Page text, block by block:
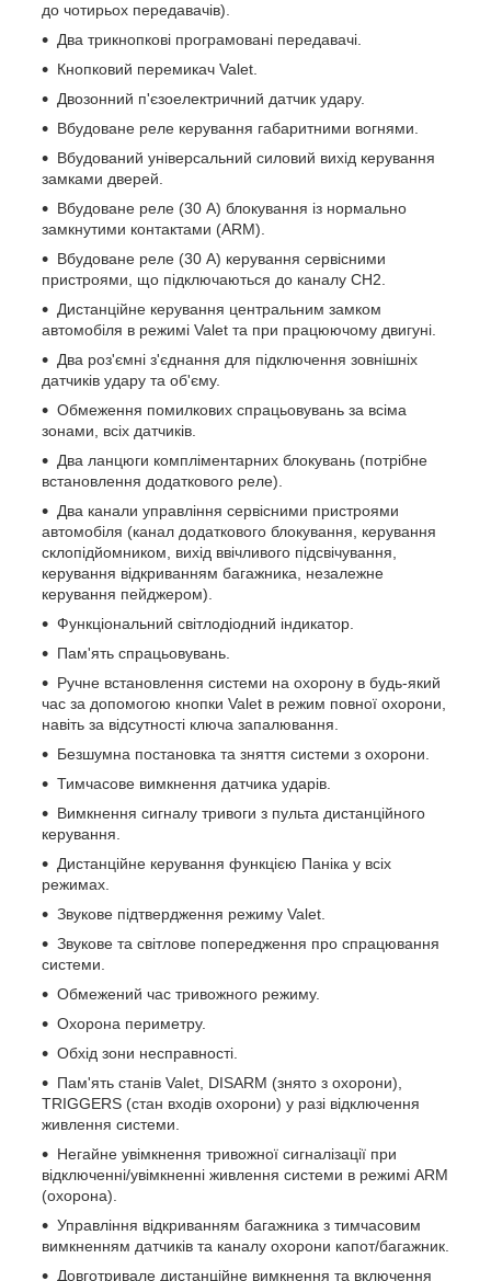
до чотирьох передавачів).
Два трикнопкові програмовані передавачі.
Кнопковий перемикач Valet.
Двозонний п'єзоелектричний датчик удару.
Вбудоване реле керування габаритними вогнями.
Вбудований універсальний силовий вихід керування
замками дверей.
Вбудоване реле (30 A) блокування із нормально
замкнутими контактами (ARM).
Вбудоване реле (30 A) керування сервісними
пристроями, що підключаються до каналу СН2.
Дистанційне керування центральним замком
автомобіля в режимі Valet та при працюючому двигуні.
Два роз'ємні з'єднання для підключення зовнішніх
датчиків удару та об'єму.
Обмеження помилкових спрацьовувань за всіма
зонами, всіх датчиків.
Два ланцюги компліментарних блокувань (потрібне
встановлення додаткового реле).
Два канали управління сервісними пристроями
автомобіля (канал додаткового блокування, керування
склопідйомником, вихід ввічливого підсвічування,
керування відкриванням багажника, незалежне
керування пейджером).
Функціональний світлодіодний індикатор.
Пам'ять спрацьовувань.
Ручне встановлення системи на охорону в будь-який
час за допомогою кнопки Valet в режим повної охорони,
навіть за відсутності ключа запалювання.
Безшумна постановка та зняття системи з охорони.
Тимчасове вимкнення датчика ударів.
Вимкнення сигналу тривоги з пульта дистанційного
керування.
Дистанційне керування функцією Паніка у всіх
режимах.
Звукове підтвердження режиму Valet.
Звукове та світлове попередження про спрацювання
системи.
Обмежений час тривожного режиму.
Охорона периметру.
Обхід зони несправності.
Пам'ять станів Valet, DISARM (знято з охорони),
TRIGGERS (стан входів охорони) у разі відключення
живлення системи.
Негайне увімкнення тривожної сигналізації при
відключенні/увімкненні живлення системи в режимі ARM
(охорона).
Управління відкриванням багажника з тимчасовим
вимкненням датчиків та каналу охорони капот/багажник.
Довготривале дистанційне вимкнення та включення